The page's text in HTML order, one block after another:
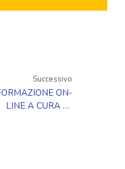
Successivo
ON-
LINE A CURA DI